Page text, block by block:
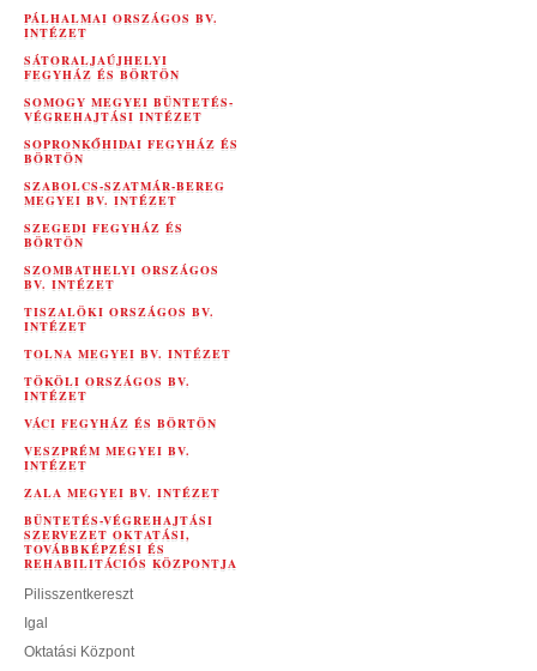
PÁLHALMAI ORSZÁGOS BV.
INTÉZET
SÁTORALJAÚJHELYI
FEGYHÁZ ÉS BÖRTÖN
SOMOGY MEGYEI BÜNTETÉS-
VÉGREHAJTÁSI INTÉZET
SOPRONKŐHIDAI FEGYHÁZ ÉS
BÖRTÖN
SZABOLCS-SZATMÁR-BEREG
MEGYEI BV. INTÉZET
SZEGEDI FEGYHÁZ ÉS
BÖRTÖN
SZOMBATHELYI ORSZÁGOS
BV. INTÉZET
TISZALÖKI ORSZÁGOS BV.
INTÉZET
TOLNA MEGYEI BV. INTÉZET
TÖKÖLI ORSZÁGOS BV.
INTÉZET
VÁCI FEGYHÁZ ÉS BÖRTÖN
VESZPRÉM MEGYEI BV.
INTÉZET
ZALA MEGYEI BV. INTÉZET
BÜNTETÉS-VÉGREHAJTÁSI
SZERVEZET OKTATÁSI,
TOVÁBBKÉPZÉSI ÉS
REHABILITÁCIÓS KÖZPONTJA
Pilisszentkereszt
Igal
Oktatási Központ